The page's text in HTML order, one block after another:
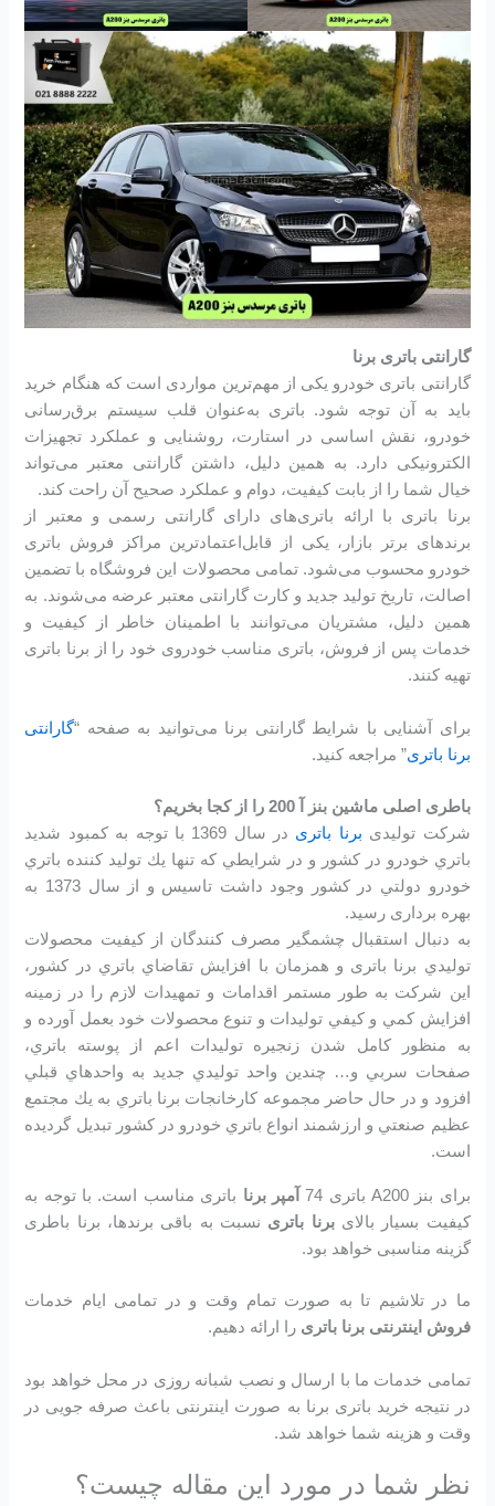
گارانتی باتری برنا
گارانتی باتری خودرو یکی از مهم‌ترین مواردی است که هنگام خرید
باید به آن توجه شود. باتری به‌عنوان قلب سیستم برق‌رسانی
خودرو، نقش اساسی در استارت، روشنایی و عملکرد تجهیزات
الکترونیکی دارد. به همین دلیل، داشتن گارانتی معتبر می‌تواند
خیال شما را از بابت کیفیت، دوام و عملکرد صحیح آن راحت کند.
برنا باتری با ارائه باتری‌های دارای گارانتی رسمی و معتبر از
برندهای برتر بازار، یکی از قابل‌اعتمادترین مراکز فروش باتری
خودرو محسوب می‌شود. تمامی محصولات این فروشگاه با تضمین
اصالت، تاریخ تولید جدید و کارت گارانتی معتبر عرضه می‌شوند. به
همین دلیل، مشتریان می‌توانند با اطمینان خاطر از کیفیت و
خدمات پس از فروش، باتری مناسب خودروی خود را از برنا باتری
تهیه کنند.
برای آشنایی با شرایط گارانتی برنا می‌توانید به صفحه “گارانتی
برنا باتری” مراجعه کنید.
باطری اصلی ماشین بنز آ 200 را از کجا بخریم؟
شرکت تولیدی برنا باتری
در سال 1369 با توجه به كمبود شديد
باتري خودرو در كشور و در شرايطي كه تنها يك توليد كننده باتري
خودرو دولتي در كشور وجود داشت تاسیس و از سال 1373 به
بهره برداری رسید.
به دنبال استقبال چشمگير مصرف كنندگان از كيفيت محصولات
توليدي برنا باتری و همزمان با افزايش تقاضاي باتري در كشور،
اين شرکت به طور مستمر اقدامات و تمهيدات لازم را در زمينه
افزايش كمي و كيفي توليدات و تنوع محصولات خود بعمل آورده و
به منظور كامل شدن زنجيره توليدات اعم از پوسته باتري،
صفحات سربي و… چندين واحد توليدي جديد به واحدهاي قبلي
افزود و در حال حاضر مجموعه كارخانجات برنا باتري به يك مجتمع
عظيم صنعتي و ارزشمند انواع باتري خودرو در کشور تبديل گرديده
است.
برای بنز A200 باتری 74 آمپر برنا باتری مناسب است. با توجه به
کیفیت بسیار بالایبرنا باتری نسبت به باقی برندها، برنا باطری
گزینه مناسبی خواهد بود.
ما در تلاشیم تا به صورت تمام وقت و در تمامی ایام خدمات
فروش اینترنتی برنا باتری را ارائه دهیم.
تمامی خدمات ما با ارسال و نصب شبانه روزی در محل خواهد بود
در نتیجه خرید باتری برنا به صورت اینترنتی باعث صرفه جویی در
وقت و هزینه شما خواهد شد.
نظر شما در مورد این مقاله چیست؟